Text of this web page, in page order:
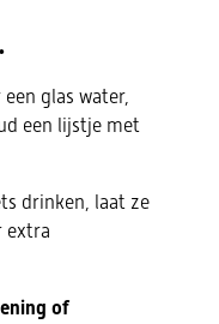
glas water,
een lijstje met
drinken, laat ze
extra
of